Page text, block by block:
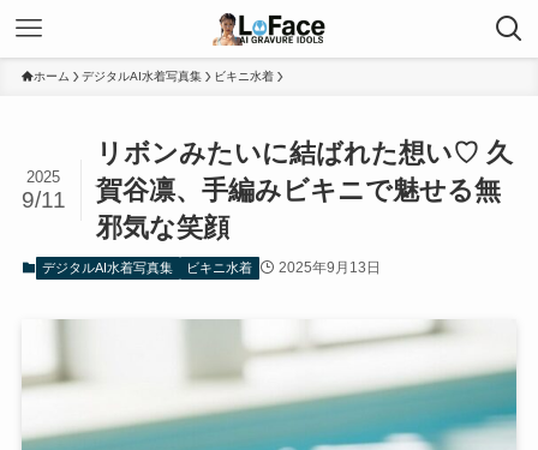
ホーム デジタルAI水着写真集 ビキニ水着
リボンみたいに結ばれた想い♡ 久
賀谷凛、手編みビキニで魅せる無
邪気な笑顔
2025
9/11
デジタルAI水着写真集 ビキニ水着 2025年9月13日